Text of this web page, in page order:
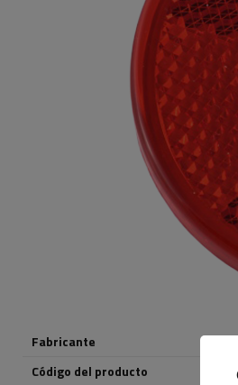
Fabricante
Código del producto